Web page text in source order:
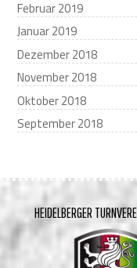
Februar 2019
Januar 2019
Dezember 2018
November 2018
Oktober 2018
September 2018
HEIDELBERGER